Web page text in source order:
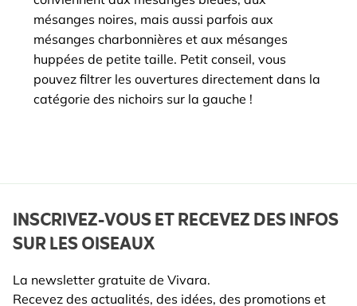
mésanges noires, mais aussi parfois aux
mésanges charbonnières et aux mésanges
huppées de petite taille. Petit conseil, vous
pouvez filtrer les ouvertures directement dans la
catégorie des nichoirs sur la gauche !
INSCRIVEZ-VOUS ET RECEVEZ DES INFOS
SUR LES OISEAUX
La newsletter gratuite de Vivara.
Recevez des actualités, des idées, des promotions et